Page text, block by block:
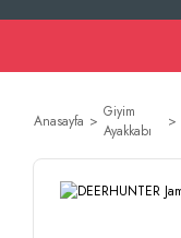
Anasayfa
Giyim
Ayakkabı